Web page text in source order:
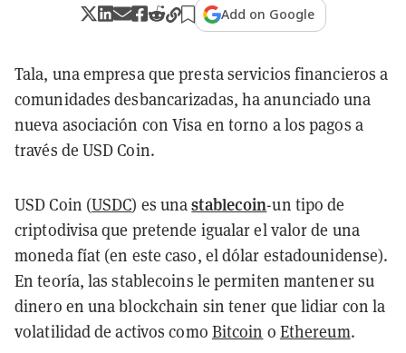
Add on Google
Tala, una empresa que presta servicios financieros a
comunidades desbancarizadas, ha anunciado una
nueva asociación con Visa en torno a los pagos a
través de USD Coin.
USD Coin (USDC) es unastablecoin-un tipo de
criptodivisa que pretende igualar el valor de una
moneda fíat (en este caso, el dólar estadounidense).
En teoría, las stablecoins le permiten mantener su
dinero en una blockchain sin tener que lidiar con la
volatilidad de activos como Bitcoin o Ethereum.